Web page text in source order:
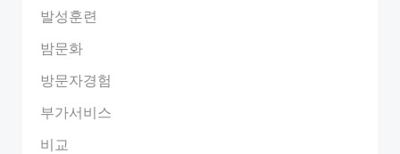
발성훈련
밤문화
방문자경험
부가서비스
비교